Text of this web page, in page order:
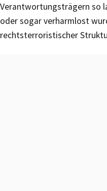
Verantwortungsträgern so
oder sogar verharmlost
rechtsterroristischer